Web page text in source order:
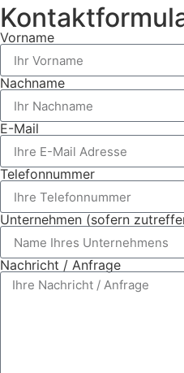
Vorname
Nachname
E-Mail
Telefonnummer
Unternehmen (sofern
Nachricht / Anfrage